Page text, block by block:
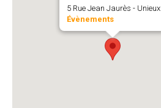
5 Rue Jean Jaurès - Unieux
Évènements